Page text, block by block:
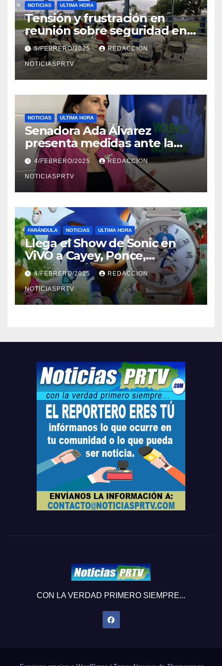
NOTICIAS ULTIMA HORA
Tensión y frustración en
reunión sobre seguridad en
Reparto Metropolitano
5/FEBRERO/2025 REDACCION
NOTICIASPRTV
NOTICIAS ULTIMA HORA
Senadora Ada Álvarez
presenta medidas ante la
violencia en el noviazgo
4/FEBRERO/2025 REDACCION
NOTICIASPRTV
FARÁNDULA NOTICIAS ULTIMA HORA
Llega el Show de Sonic en
ViVO a Cayey, Ponce,
Barceloneta y Humacao,
Relojes gratis para el que
compre ahora….
4/FEBRERO/2025 REDACCION
NOTICIASPRTV
CON LA VERDAD PRIMERO SIEMPRE...